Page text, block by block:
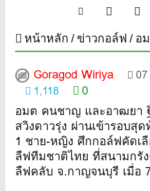
หน้าหลัก ข่าวกอล์ฟ อมต-อาฒ
Goragod Wiriya
1,118
0
อมต คนชาญ และอาฒยา
สวิงดาวรุ่ง ผ่านเข้ารอบสุ
1 ชาย-หญิง ศึกกอล์ฟคัดเ
ลืฟทีมชาติไทย ที่สนามกรั
ลืฟคลับ จ.กาญจนบุรี เมื่อ